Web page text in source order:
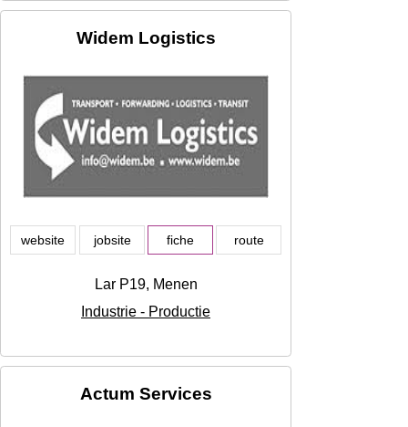
Widem Logistics
website jobsite fiche route
Lar P19, Menen
Industrie - Productie
Actum Services